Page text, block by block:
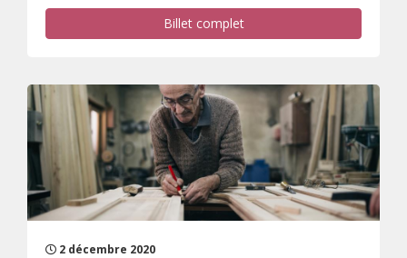
Billet complet
2 décembre 2020